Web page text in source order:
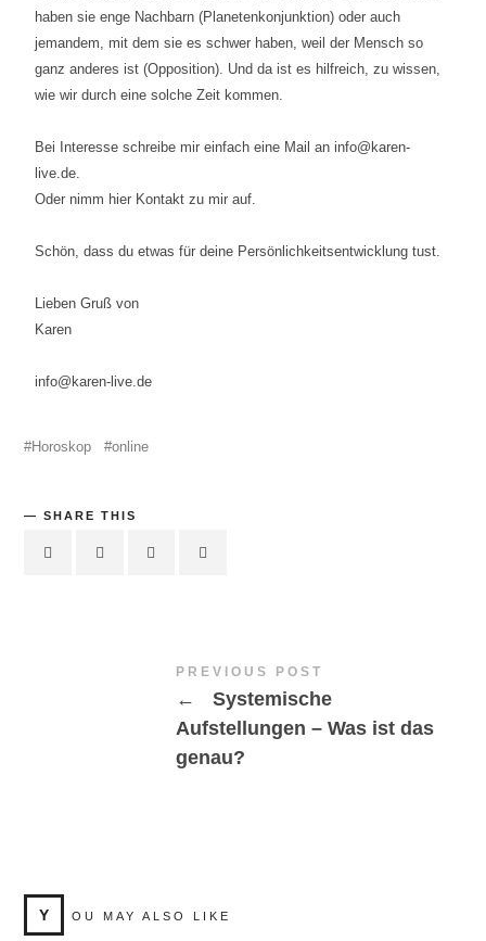
haben sie enge Nachbarn (Planetenkonjunktion) oder auch
jemandem, mit dem sie es schwer haben, weil der Mensch so
ganz anderes ist (Opposition). Und da ist es hilfreich, zu wissen,
wie wir durch eine solche Zeit kommen.
Bei Interesse schreibe mir einfach eine Mail an info@karen-
live.de.
Oder nimm hier Kontakt zu mir auf.
Schön, dass du etwas für deine Persönlichkeitsentwicklung tust.
Lieben Gruß von
Karen
info@karen-live.de
Horoskop online
SHARE THIS
PREVIOUS POST
←
Systemische
Aufstellungen – Was ist das
genau?
Y OU MAY ALSO LIKE